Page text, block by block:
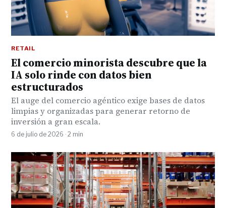
RETAIL
El comercio minorista descubre que la
IA solo rinde con datos bien
estructurados
El auge del comercio agéntico exige bases de datos
limpias y organizadas para generar retorno de
inversión a gran escala.
6 de julio de 2026 · 2 min